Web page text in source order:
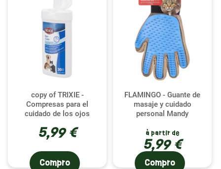
copy of TRIXIE -
Compresas para el
cuidado de los ojos
5,99 €
Compro
FLAMINGO - Guante de
masaje y cuidado
personal Mandy
à partir de
5,99 €
Compro